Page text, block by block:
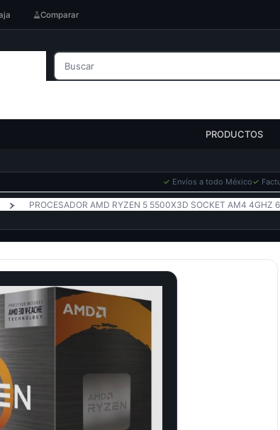
✓ Envíos a todo México✓
Comparar
PRODUCTOS
> PROCESADOR AMD RYZEN 5 5500X3D SOCKET AM4